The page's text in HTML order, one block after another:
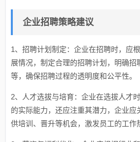
企业招聘策略建议
1、招聘计划制定：企业在招聘时，应
展情况，制定合理的招聘计划，明确招
等，确保招聘过程的透明度和公平性。
2、人才选拔与培育：企业在选拔人才
的实际能力，还应注重其潜力，企业应
供培训、晋升等机会，激发员工的工作